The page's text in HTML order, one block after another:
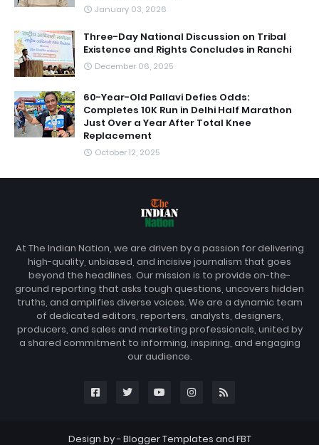
January 03, 2026
Three-Day National Discussion on Tribal
Existence and Rights Concludes in Ranchi
December 06, 2025
60-Year-Old Pallavi Defies Odds:
Completes 10K Run in Delhi Half Marathon
Just Over a Year After Total Knee
Replacement
October 12, 2025
At The Indian Nation, we are driven by a passion for delivering
high-quality, unbiased, and incisive journalism that goes
beyond the headlines. Our mission is to provide on-the-
ground reporting that asks tough questions, uncovers hidden
truths, and amplifies diverse voices. We are a dynamic team
of dedicated editors, reporters, analysts, designers,
producers, and sales and marketing professionals, united by
a shared commitment to informing, inspiring, and engaging
our audience.
Design by - Blogger Templates and FBT